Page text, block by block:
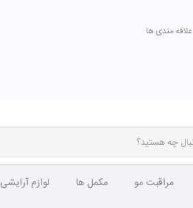
علاقه مندی ها
مراقبت مو مکمل ها لوازم آرایشی